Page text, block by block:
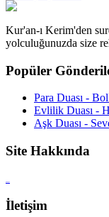
Kur'an-ı Kerim'den
yolculuğunuzda size
Popüler
Para Duası -
Evlilik Duası -
Aşk Duası -
Site Hakkında
İletişim